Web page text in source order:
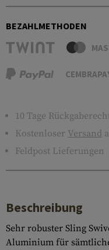
BEZAHLMETHODEN
10 Tage
Kostenloser Versand
Feldpost Lieferungen
Beschreibung
Sehr robuster Sling
Aluminium für